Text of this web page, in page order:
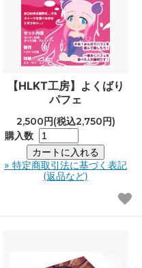
【HLKT工房】よくばり
パフェ
2,500円(税込2,750円)
購入数
» 特定商取引法に基づく表記
(返品など)